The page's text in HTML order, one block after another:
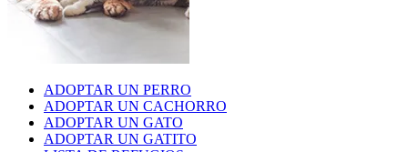
ADOPTAR UN PERRO
ADOPTAR UN CACHORRO
ADOPTAR UN GATO
ADOPTAR UN GATITO